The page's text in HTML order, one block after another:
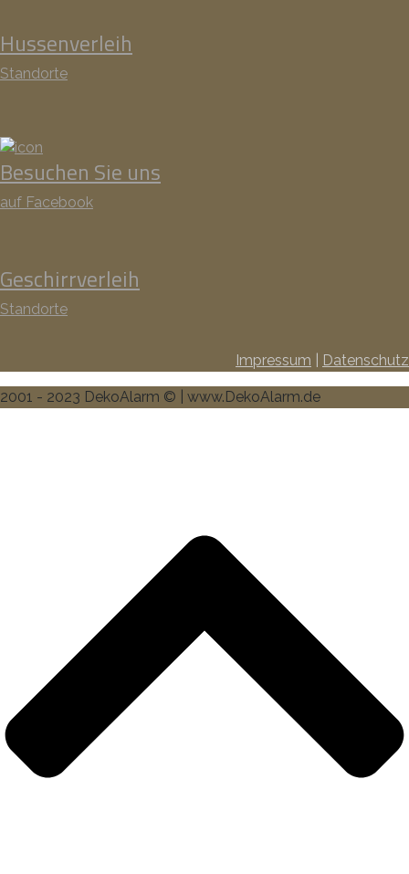
Hussenverleih
Standorte
Besuchen Sie uns
auf Facebook
Geschirrverleih
Standorte
Impressum Datenschutz
2001 - 2023 DekoAlarm © | www.DekoAlarm.de